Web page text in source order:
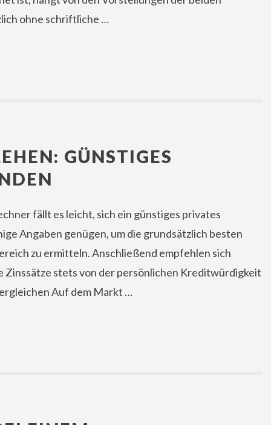
ohne schriftliche …
GÜNSTIGES
fällt es leicht, sich ein günstiges privates
Angaben genügen, um die grundsätzlich besten
zu ermitteln. Anschließend empfehlen sich
Zinssätze stets von der persönlichen Kreditwürdigkeit
Auf dem Markt …